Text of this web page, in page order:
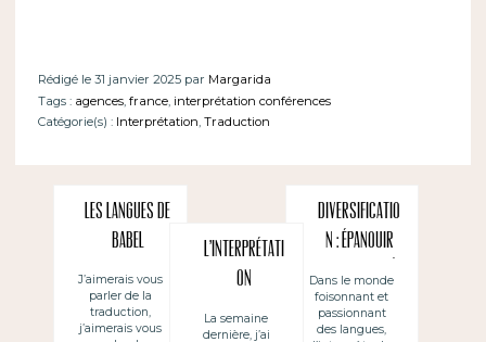
Rédigé le 31 janvier 2025 par Margarida
Tags : agences, france, interprétation conférences
Catégorie(s) : Interprétation Traduction
Les langues de
Babel
J’aimerais vous
parler de la
traduction,
j’aimerais vous
L’interprétati
on
d’accompagne
La semaine
dernière, j’ai
Diversificatio
n : épanouir
son activité
d’interprète et
de traducteur
Dans le monde
foisonnant et
passionnant
des langues,